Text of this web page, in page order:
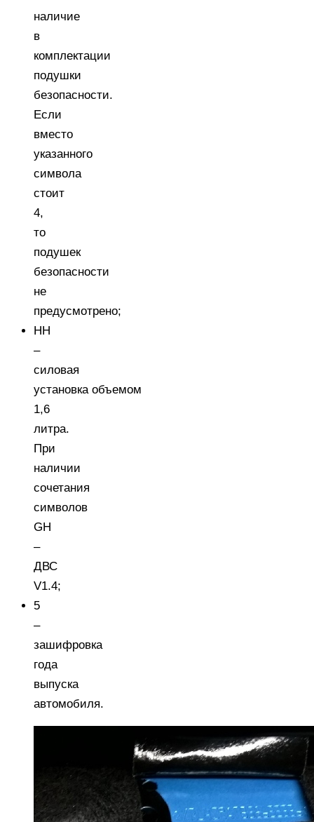
наличие
в
комплектации
подушки
безопасности.
Если
вместо
указанного
символа
стоит
4,
то
подушек
безопасности
не
предусмотрено;
HH
–
силовая
установка объемом
1,6
литра.
При
наличии
сочетания
символов
GH
–
ДВС
V1.4;
5
–
зашифровка
года
выпуска
автомобиля.